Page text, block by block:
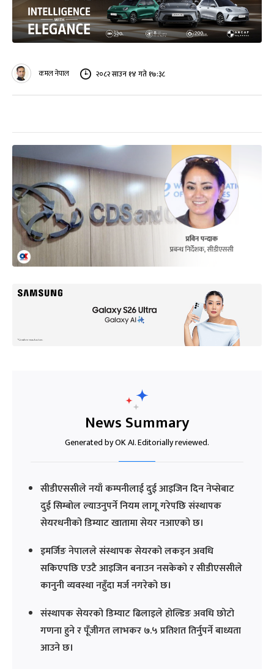
कमल नेपाल २०८२ साउन १४ गते १७:३८
News Summary
Generated by OK AI. Editorially reviewed.
सीडीएससीले नयाँ कम्पनीलाई दुई आइजिन दिन नेप्सेबाट
दुई सिम्बोल ल्याउनुपर्ने नियम लागू गरेपछि संस्थापक
सेयरधनीको डिम्याट खातामा सेयर नआएको छ।
इमर्जिङ नेपालले संस्थापक सेयरको लकइन अवधि
सकिएपछि एउटै आइजिन बनाउन नसकेको र सीडीएससीले
कानुनी व्यवस्था नहुँदा मर्ज नगरेको छ।
संस्थापक सेयरको डिम्याट ढिलाइले होल्डिङ अवधि छोटो
गणना हुने र पूँजीगत लाभकर ७.५ प्रतिशत तिर्नुपर्ने बाध्यता
आउने छ।